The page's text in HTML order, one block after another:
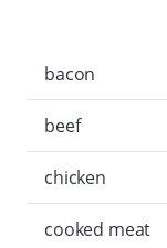
bacon
beef
chicken
cooked meat